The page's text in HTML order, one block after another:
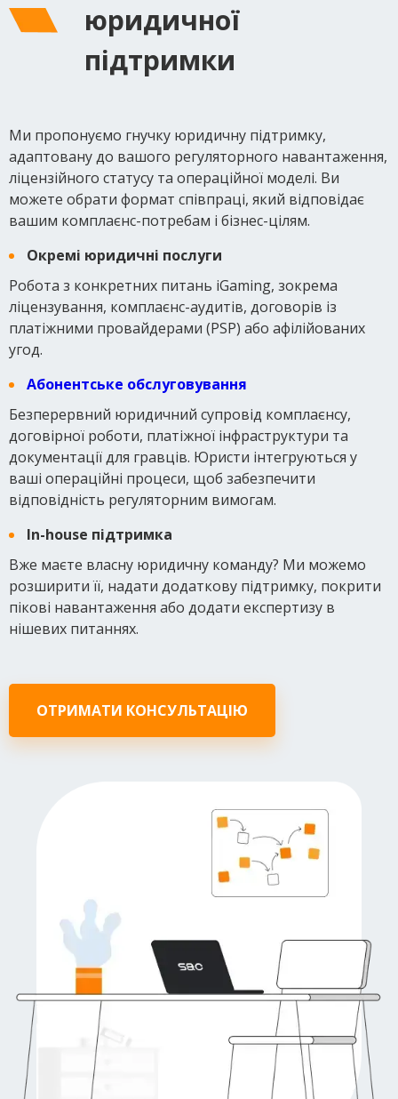
юридичної
підтримки
Ми пропонуємо гнучку юридичну підтримку,
адаптовану до вашого регуляторного навантаження,
ліцензійного статусу та операційної моделі. Ви
можете обрати формат співпраці, який відповідає
вашим комплаєнс-потребам і бізнес-цілям.
Окремі юридичні послуги
Робота з конкретних питань iGaming, зокрема
ліцензування, комплаєнс-аудитів, договорів із
платіжними провайдерами (PSP) або афілійованих
угод.
Абонентське обслуговування
Безперервний юридичний супровід комплаєнсу,
договірної роботи, платіжної інфраструктури та
документації для гравців. Юристи інтегруються у
ваші операційні процеси, щоб забезпечити
відповідність регуляторним вимогам.
In-house підтримка
Вже маєте власну юридичну команду? Ми можемо
розширити її, надати додаткову підтримку, покрити
пікові навантаження або додати експертизу в
нішевих питаннях.
ОТРИМАТИ КОНСУЛЬТАЦІЮ